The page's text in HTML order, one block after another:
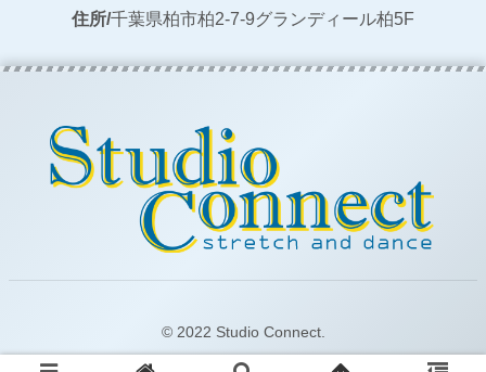
住所/千葉県柏市柏2-7-9グランディール柏5F
© 2022 Studio Connect.